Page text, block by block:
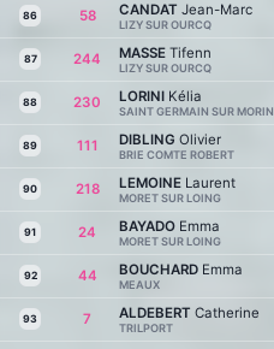
86 58 CANDAT Jean-Marc
LIZY SUR OURCQ
87 244 MASSE Tifenn
LIZY SUR OURCQ
88 230 LORINI Kélia
SAINT GERMAIN SUR MORIN
89 111 DIBLING Olivier
BRIE COMTE ROBERT
90 218 LEMOINE Laurent
MORET SUR LOING
91 24 BAYADO Emma
MORET SUR LOING
92 44 BOUCHARD Emma
MEAUX
93 7 ALDEBERT Catherine
TRILPORT